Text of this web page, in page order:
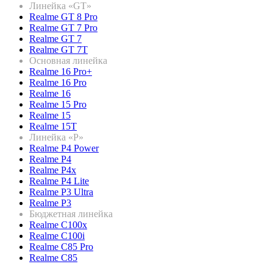
Линейка «GT»
Realme GT 8 Pro
Realme GT 7 Pro
Realme GT 7
Realme GT 7T
Основная линейка
Realme 16 Pro+
Realme 16 Pro
Realme 16
Realme 15 Pro
Realme 15
Realme 15T
Линейка «P»
Realme P4 Power
Realme P4
Realme P4x
Realme P4 Lite
Realme P3 Ultra
Realme P3
Бюджетная линейка
Realme C100x
Realme C100i
Realme C85 Pro
Realme C85